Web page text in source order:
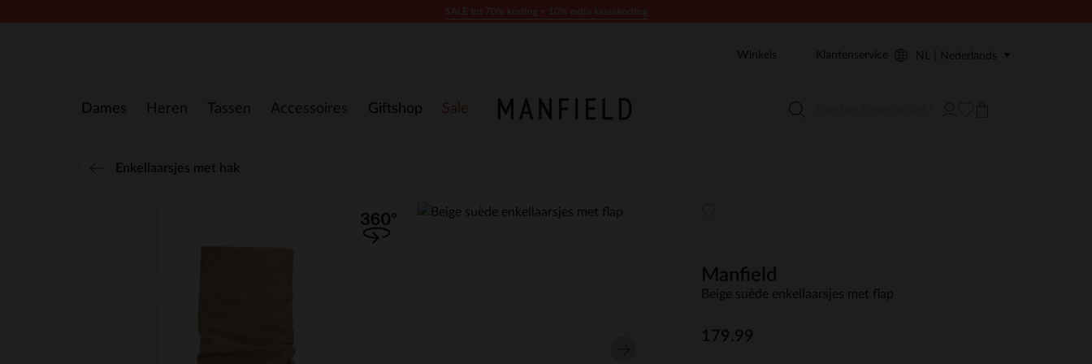
Dames Heren Tassen Accessoires Giftshop Sale
Winkels Klantenservice NL | Nederlands
Enkellaarsjes met hak
Manfield
Beige suède enkellaarsjes met flap
179.99